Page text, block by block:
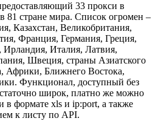
33 прокси в
81 стране мира. Список огромен –
Казахстан, Великобритания,
Франция, Германия, Греция,
Италия, Латвия,
Швеция, страны Азиатского
Африки, Ближнего Востока,
Функционал, доступный без
широк, платно же можно
в формате xls и ip:port, а также
к листу по API.